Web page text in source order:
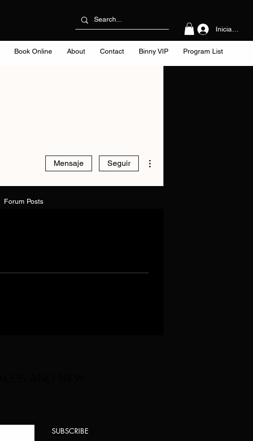
Iniciar
Book Online About Contact Binny VIP Program List
Mensaje Seguir
Forum Posts
SUBSCRIBE